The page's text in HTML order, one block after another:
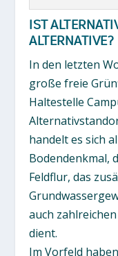
IST
ALTERNATIVE?
In den letzten
große freie
Haltestelle
handelt es sich
Bodendenkmal,
Feldflur, das
auch
dient.
Im Vorfeld